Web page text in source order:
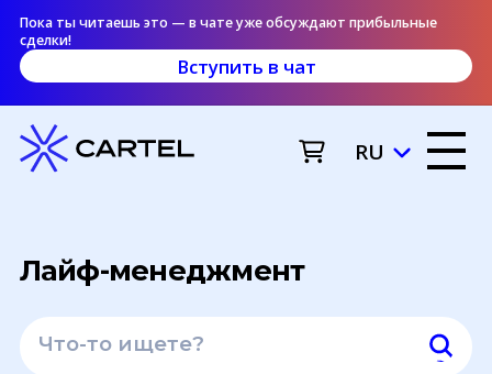
Пока ты читаешь это — в чате уже обсуждают прибыльные
сделки!
Вступить в чат
RU
Лайф-менеджмент